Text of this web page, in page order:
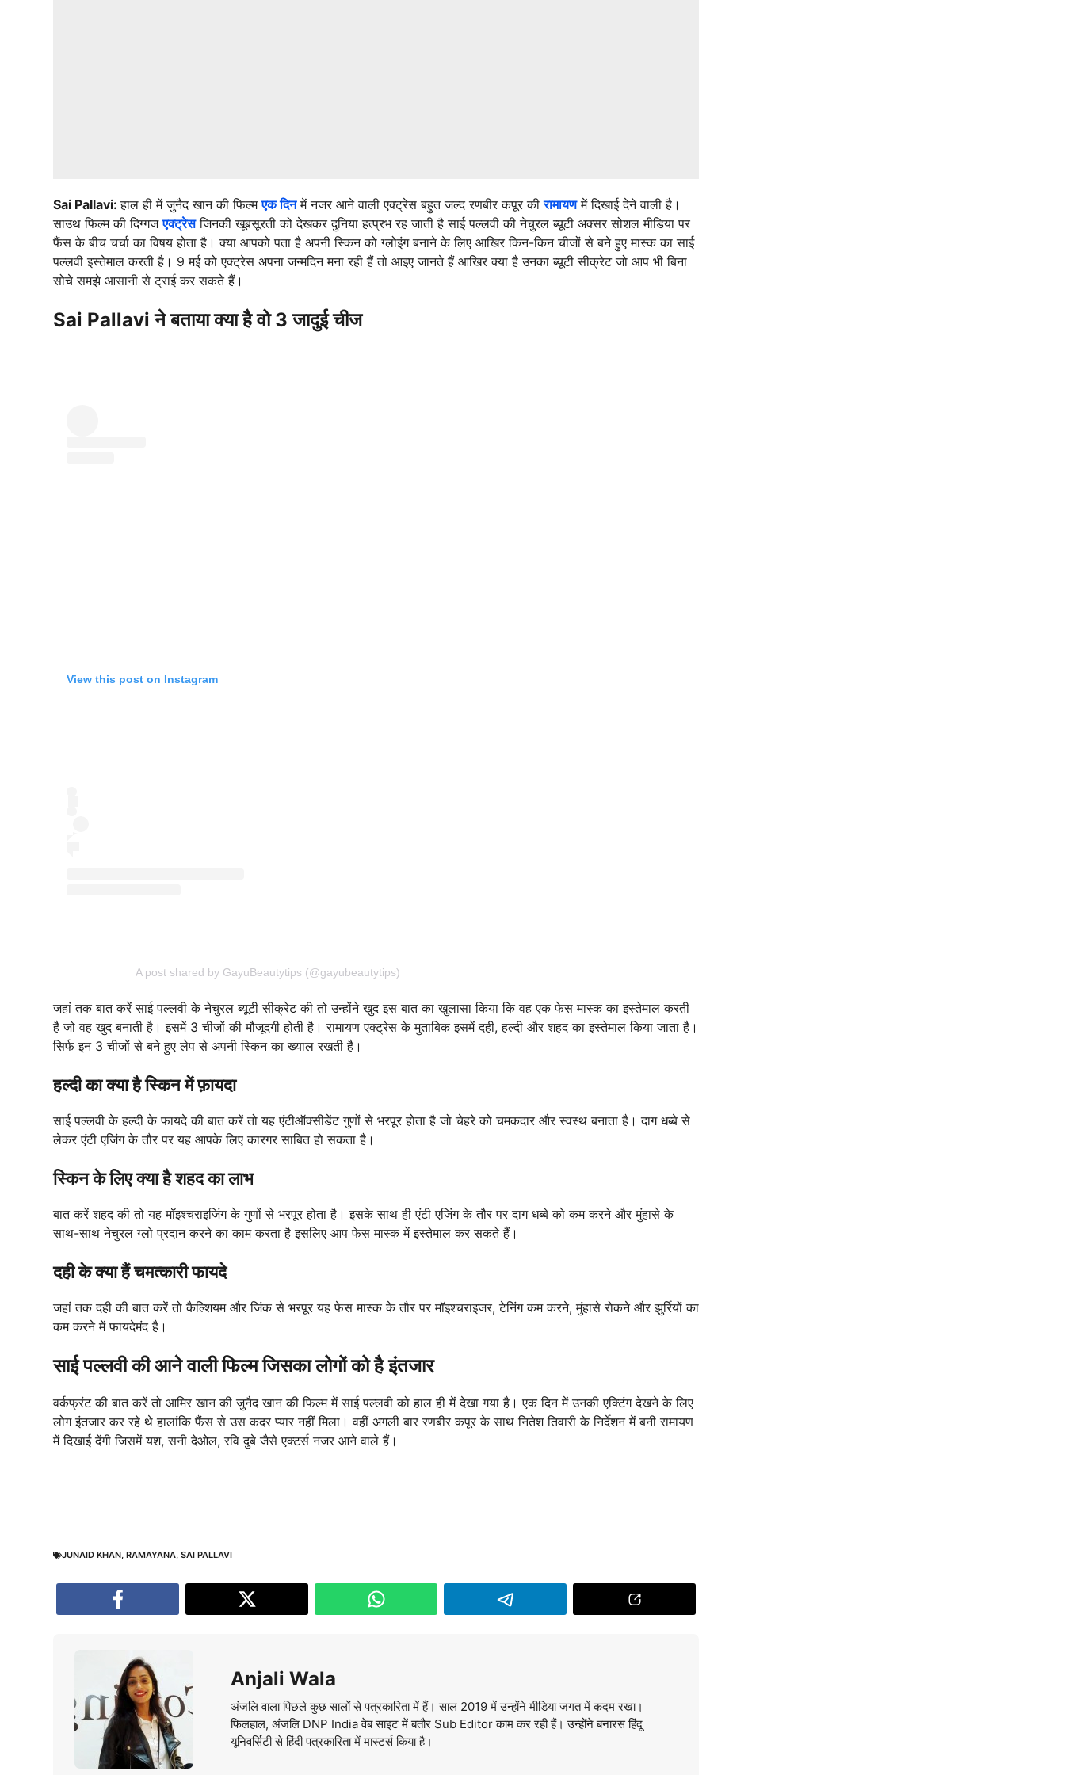
Sai Pallavi:हाल ही में जुनैद खान की फिल्मएक दिन में नजर आने वाली एक्ट्रेस बहुत जल्द रणबीर कपूर कीरामायण में दिखाई देने वाली है।
साउथ फिल्म की दिग्गजएक्ट्रेस जिनकी खूबसूरती को देखकर दुनिया हत्प्रभ रह जाती है साई पल्लवी की नेचुरल ब्यूटी अक्सर सोशल मीडिया पर
फैंस के बीच चर्चा का विषय होता है। क्या आपको पता है अपनी स्किन को ग्लोइंग बनाने के लिए आखिर किन-किन चीजों से बने हुए मास्क का साई
पल्लवी इस्तेमाल करती है। 9 मई को एक्ट्रेस अपना जन्मदिन मना रही हैं तो आइए जानते हैं आखिर क्या है उनका ब्यूटी सीक्रेट जो आप भी बिना
सोचे समझे आसानी से ट्राई कर सकते हैं।
Sai Pallavi ने बताया क्या है वो 3 जादुई चीज
View this post on Instagram
A post shared by GayuBeautytips (@gayubeautytips)
जहां तक बात करें साई पल्लवी के नेचुरल ब्यूटी सीक्रेट की तो उन्होंने खुद इस बात का खुलासा किया कि वह एक फेस मास्क का इस्तेमाल करती
है जो वह खुद बनाती है। इसमें 3 चीजों की मौजूदगी होती है। रामायण एक्ट्रेस के मुताबिक इसमें दही, हल्दी और शहद का इस्तेमाल किया जाता है।
सिर्फ इन 3 चीजों से बने हुए लेप से अपनी स्किन का ख्याल रखती है।
हल्दी का क्या है स्किन में फ़ायदा
साई पल्लवी के हल्दी के फायदे की बात करें तो यह एंटीऑक्सीडेंट गुणों से भरपूर होता है जो चेहरे को चमकदार और स्वस्थ बनाता है। दाग धब्बे से
लेकर एंटी एजिंग के तौर पर यह आपके लिए कारगर साबित हो सकता है।
स्किन के लिए क्या है शहद का लाभ
बात करें शहद की तो यह मॉइश्चराइजिंग के गुणों से भरपूर होता है। इसके साथ ही एंटी एजिंग के तौर पर दाग धब्बे को कम करने और मुंहासे के
साथ-साथ नेचुरल ग्लो प्रदान करने का काम करता है इसलिए आप फेस मास्क में इस्तेमाल कर सकते हैं।
दही के क्या हैं चमत्कारी फायदे
जहां तक दही की बात करें तो कैल्शियम और जिंक से भरपूर यह फेस मास्क के तौर पर मॉइश्चराइजर, टेनिंग कम करने, मुंहासे रोकने और झुर्रियों का
कम करने में फायदेमंद है।
साई पल्लवी की आने वाली फिल्म जिसका लोगों को है इंतजार
वर्कफ्रंट की बात करें तो आमिर खान की जुनैद खान की फिल्म में साई पल्लवी को हाल ही में देखा गया है। एक दिन में उनकी एक्टिंग देखने के लिए
लोग इंतजार कर रहे थे हालांकि फैंस से उस कदर प्यार नहीं मिला। वहीं अगली बार रणबीर कपूर के साथ नितेश तिवारी के निर्देशन में बनी रामायण
में दिखाई देंगी जिसमें यश, सनी देओल, रवि दुबे जैसे एक्टर्स नजर आने वाले हैं।
JUNAID KHAN, RAMAYANA, SAI PALLAVI
Anjali Wala
अंजलि वाला पिछले कुछ सालों से पत्रकारिता में हैं। साल 2019 में उन्होंने मीडिया जगत में कदम रखा।
फिलहाल, अंजलि DNP India वेब साइट में बतौर Sub Editor काम कर रही हैं। उन्होंने बनारस हिंदू
यूनिवर्सिटी से हिंदी पत्रकारिता में मास्टर्स किया है।